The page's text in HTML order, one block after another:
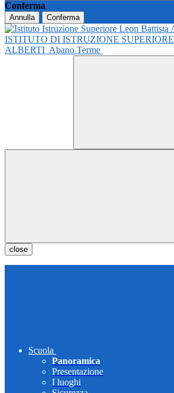
Conferma
Annulla Conferma
ISTITUTO DI ISTRUZIONE SUPERIORE
ALBERTI Abano Terme
close
Scuola
Panoramica
Presentazione
I luoghi